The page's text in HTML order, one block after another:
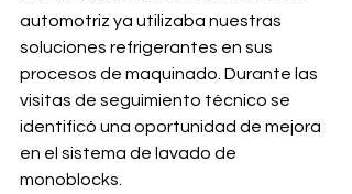
automotriz ya utilizaba nuestras
soluciones refrigerantes en sus
procesos de maquinado. Durante las
visitas de seguimiento técnico se
identificó una oportunidad de mejora
en el sistema de lavado de
monoblocks.